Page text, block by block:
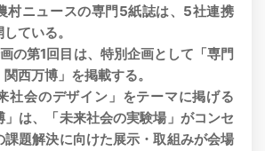
村ニュースの専門5紙誌は、5社連携
ている。
の第1回目は、特別企画として「専門
西万博」を掲載する。
社会のデザイン」をテーマに掲げる
」は、「未来社会の実験場」がコンセ
課題解決に向けた展示・取組みが会場